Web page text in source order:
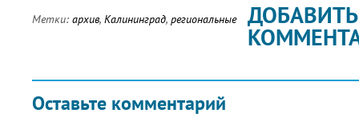
Метки: архив, Калининград, региональные
Оставьте комментарий
ДОБАВИТЬ